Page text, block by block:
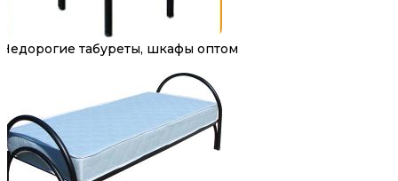
Недорогие табуреты, шкафы оптом